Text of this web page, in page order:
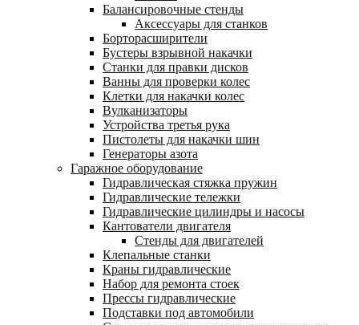
Балансировочные стенды
Аксессуары для станков
Борторасширители
Бустеры взрывной накачки
Станки для правки дисков
Ванны для проверки колес
Клетки для накачки колес
Вулканизаторы
Устройства третья рука
Пистолеты для накачки шин
Генераторы азота
Гаражное оборудование
Гидравлическая стяжка пружин
Гидравлические тележки
Гидравлические цилиндры и насосы
Кантователи двигателя
Стенды для двигателей
Клепальные станки
Краны гидравлические
Набор для ремонта стоек
Прессы гидравлические
Подставки под автомобили